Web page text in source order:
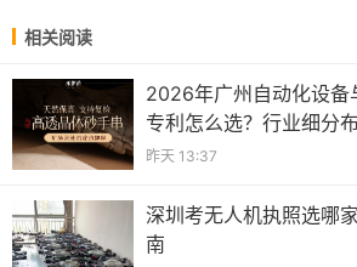
相关阅读
2026年广州自动化设备
专利怎么选？行业细分
昨天 13:37
深圳考无人机执照选哪
南